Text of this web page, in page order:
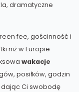
dramatyczne
fee, gościnność i
niż w Europie
wakacje
posiłków, godzin
Ci swobodę